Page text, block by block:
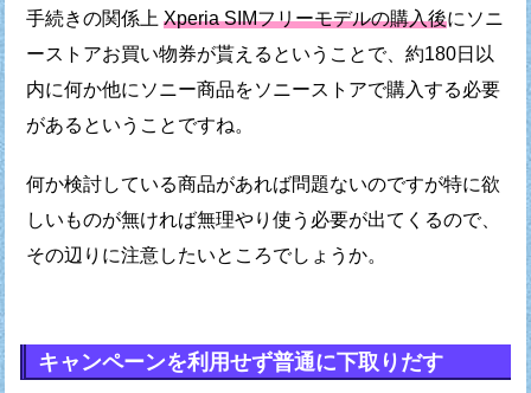
手続きの関係上 Xperia SIMフリーモデルの購入後に ソニ
ーストアお買い物券が貰えるということで、 約180日以
内に何か他にソニー商品をソニーストアで購入する必要
があるということですね。
何か検討している商品があれば問題ないのですが特に欲
しいものが無ければ無理やり使う必要が出てくるので、
その辺りに注意したいところでしょうか。
キャンペーンを利用せず普通に下取りだす